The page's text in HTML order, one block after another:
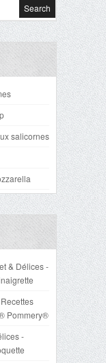
salicornes
& Délices -
Pommery®
-